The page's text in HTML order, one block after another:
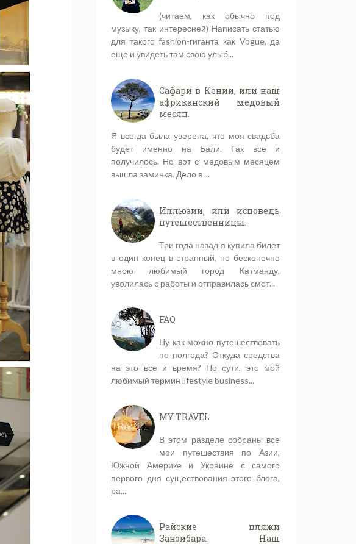
(читаем, как обычно под
музыку, так интересней) Написать статью
для такого fashion-гиганта как Vogue, да
еще и увидеть там свою улыб...
Сафари в Кении, или наш
африканский медовый
месяц.
Я всегда была уверена, что моя свадьба
будет именно на Бали. Так все и
получилось. Но вот с медовым месяцем
вышла заминка. Дело в ...
Иллюзии, или исповедь
путешественницы.
Три года назад я купила билет
в один конец в странный, но бесконечно
мною любимый город Катманду,
уволилась с работы и отправилась смот...
FAQ
Ну как можно путешествовать
по полгода? Откуда средства
на это все и время? По сути, это мой
любимый термин lifestyle business...
MY TRAVEL
В этом разделе собраны все
мои путешествия по Азии,
Южной Америке и Украине с самого
первого дня существования этого блога,
ра...
Райские пляжи
Занзибара. Наш